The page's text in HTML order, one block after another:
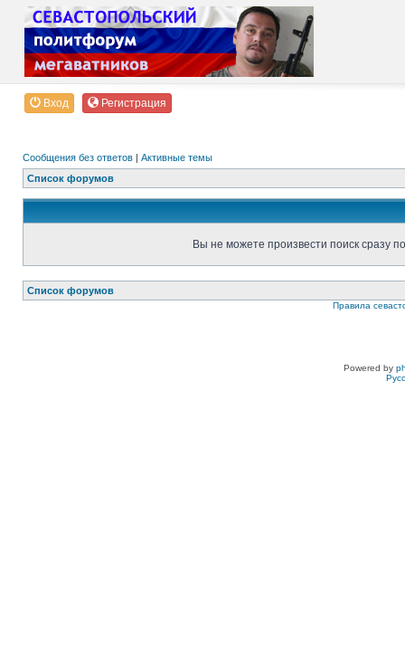
Вход Регистрация
Сообщения без ответов | Активные темы
Список форумов
Вы не можете произвести поиск сразу
Список форумов
Правила
Powered by